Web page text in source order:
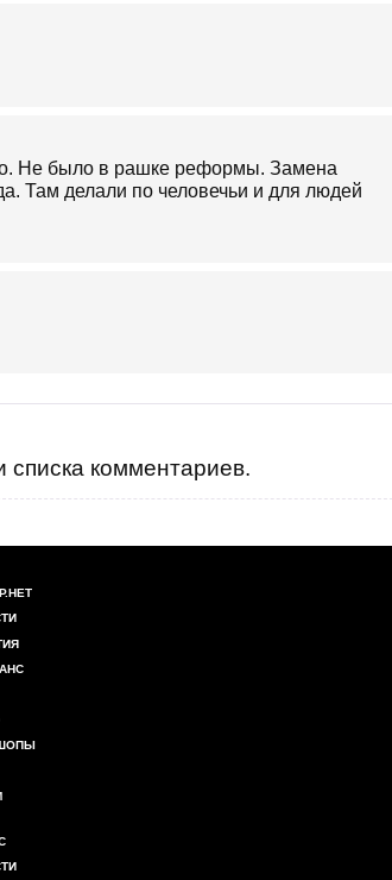
Не было в рашке реформы. Замена
Там делали по человечьи и для людей
комментариев.